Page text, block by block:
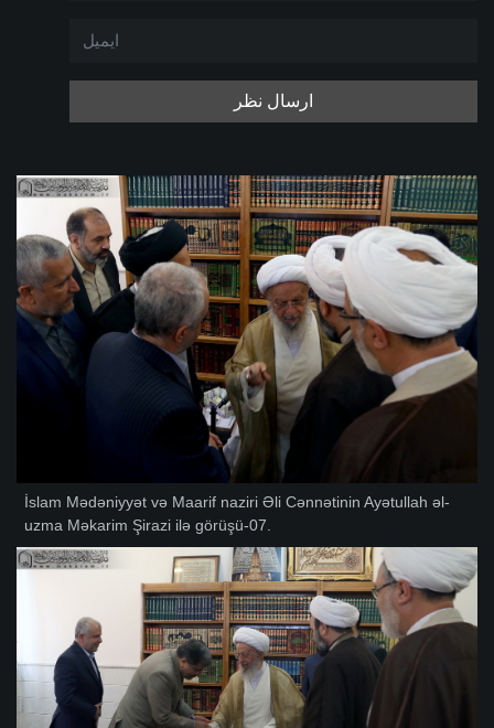
ارسال نظر
İslam Mədəniyyət və Maarif naziri Əli Cənnətinin Ayətullah əl-
uzma Məkarim Şirazi ilə görüşü-07.